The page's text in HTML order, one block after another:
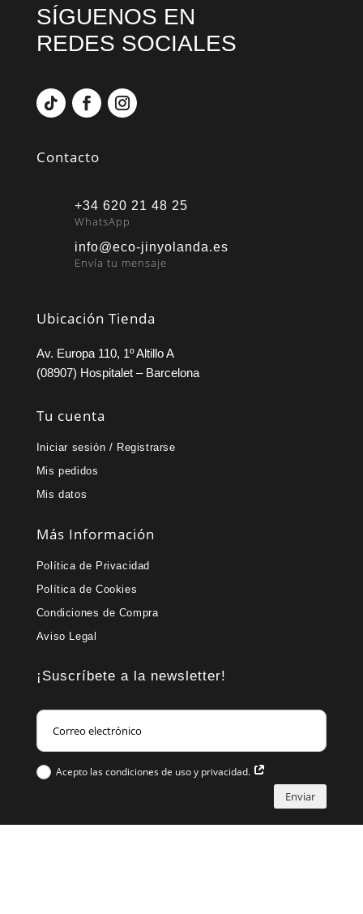
SÍGUENOS EN
REDES SOCIALES
Contacto
+34 620 21 48 25
WhatsApp
info@eco-jinyolanda.es
Envía tu mensaje
Ubicación Tienda
Av. Europa 110, 1º Altillo A
(08907) Hospitalet – Barcelona
Tu cuenta
Iniciar sesión / Registrarse
Mis pedidos
Mis datos
Más Información
Política de Privacidad
Política de Cookies
Condiciones de Compra
Aviso Legal
¡Suscríbete a la newsletter!
Acepto las condiciones de uso y privacidad.
Enviar